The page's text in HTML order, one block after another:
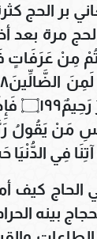
بر الحج
مرة بعد
مِنْ عَرَفَاتٍ
فِي الدُّنْيَا
الحاج كيف
بينه